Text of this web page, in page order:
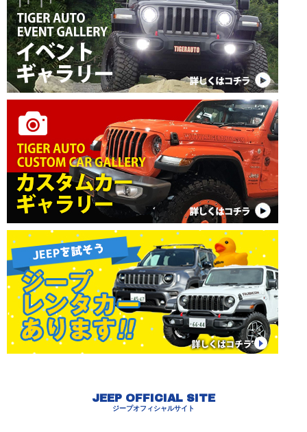
JEEP OFFICIAL SITE
ジープオフィシャルサイト